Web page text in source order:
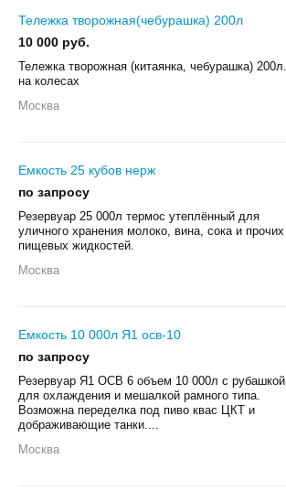
Тележка творожная(чебурашка) 200л
10 000 руб.
Тележка творожная (китаянка, чебурашка) 200л.
на колесах
Москва
Емкость 25 кубов нерж
по запросу
Резервуар 25 000л термос утеплённый для
уличного хранения молоко, вина, сока и прочих
пищевых жидкостей.
Москва
Емкость 10 000л Я1 осв-10
по запросу
Резервуар Я1 ОСВ 6 объем 10 000л с рубашкой
для охлаждения и мешалкой рамного типа.
Возможна переделка под пиво квас ЦКТ и
дображивающие танки....
Москва